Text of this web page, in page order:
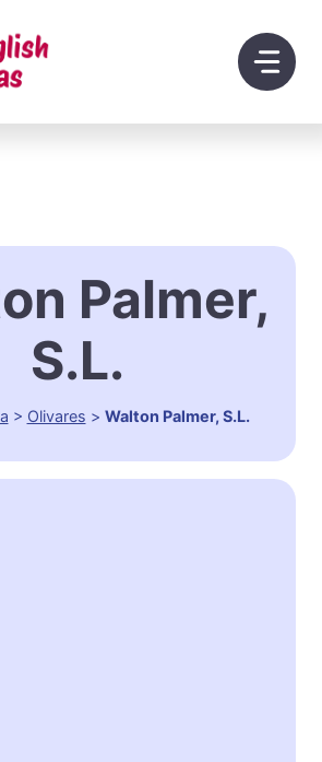
Palmer,
S.L.
> Olivares > Walton Palmer, S.L.